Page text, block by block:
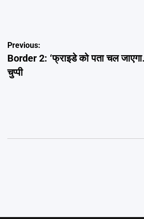
Post
navigation
Previous:
Border 2: ‘फ्राइडे को पता चल
चुप्पी